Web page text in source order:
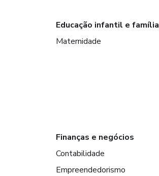
Educação infantil e família
Maternidade
Finanças e negócios
Contabilidade
Empreendedorismo